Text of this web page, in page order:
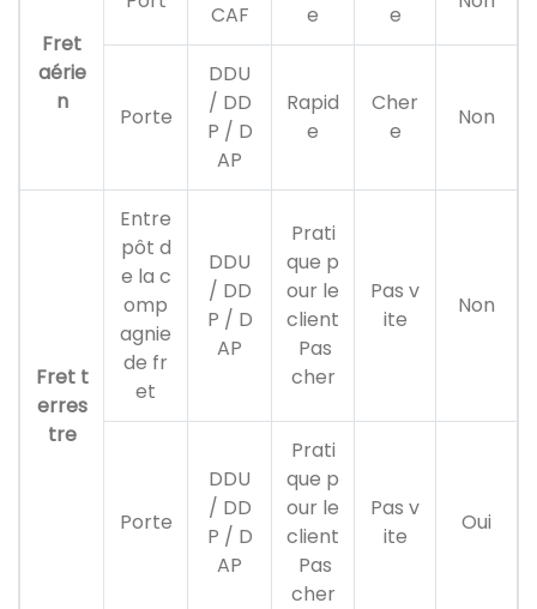
Fret
aérie
n
CAF
e
e
Porte
DDU
/ DD
P / D
AP
Rapid
e
Cher
e
Non
Fret t
erres
tre
Entre
pôt d
e la c
omp
agnie
de fr
et
DDU
/ DD
P / D
AP
Prati
que p
our le
client
Pas
cher
Pas v
ite
Non
Porte
DDU
/ DD
P / D
AP
Prati
que p
our le
client
Pas
cher
Pas v
ite
Oui